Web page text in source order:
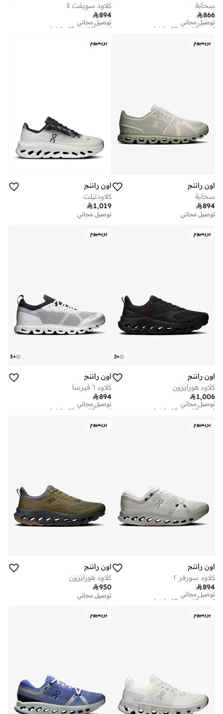
سحابة
866
توصيل مجاني
تم بيع أكثر من 20 مؤخرا
كلاود سويفت ٤
894
توصيل مجاني
تم بيع أكثر من 10 مؤخرا
بريميوم
اون راننج
سحابة
894
توصيل مجاني
بريميوم
اون راننج
كلاودتيلت
1,019
توصيل مجاني
بريميوم
+
2
اون راننج
كلاود هورايزون
1,006
توصيل مجاني
تم بيع أكثر من 10 مؤخرا
بريميوم
+
3
اون راننج
كلاود ٦ فيرسا
894
توصيل مجاني
تم بيع أكثر من 10 مؤخرا
بريميوم
اون راننج
كلاود سورفر ٢
894
توصيل مجاني
تم بيع أكثر من 10 مؤخرا
بريميوم
اون راننج
كلاود هورايزون
950
توصيل مجاني
بريميوم بريميوم